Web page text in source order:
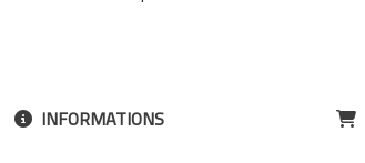
 INFORMATIONS 